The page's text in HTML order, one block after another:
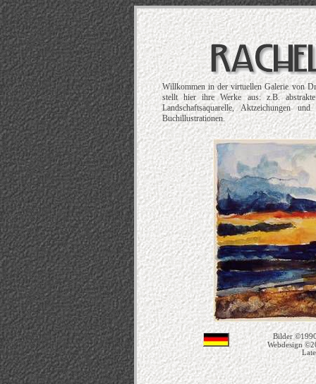
Willkommen in der virtuellen Galerie von
stellt hier ihre Werke aus: z.B.
Landschaftsaquarelle, Aktzeichungen
Buchillustrationen.
Bilder
Webdesign